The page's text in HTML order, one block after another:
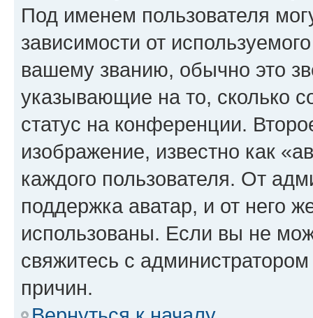
Под именем пользователя
зависимости от
вашему званию, обычно это
указывающие на то, сколько
статус на конференции.
изображение, известно как
каждого пользователя. От
поддержка аватар, и от него
использованы. Если вы не
свяжитесь с
причин.